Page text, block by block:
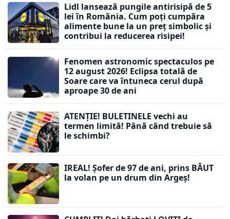
Lidl lansează pungile antirisipă de 5
lei în România. Cum poți cumpăra
alimente bune la un preț simbolic și
contribui la reducerea risipei!
Fenomen astronomic spectaculos pe
12 august 2026! Eclipsa totală de
Soare care va întuneca cerul după
aproape 30 de ani
ATENȚIE! BULETINELE vechi au
termen limită! Până când trebuie să
le schimbi?
IREAL! Șofer de 97 de ani, prins BĂUT
la volan pe un drum din Argeș!